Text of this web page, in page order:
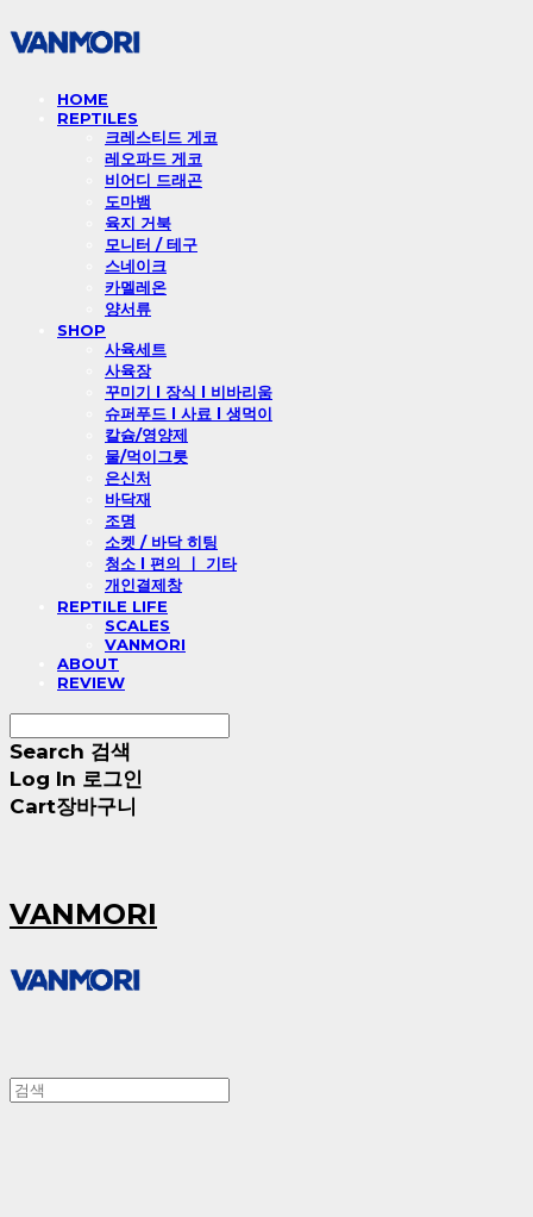
HOME
REPTILES
크레스티드 게코
레오파드 게코
비어디 드래곤
도마뱀
육지 거북
모니터 / 테구
스네이크
카멜레온
양서류
SHOP
사육세트
사육장
꾸미기 l 장식 l 비바리움
슈퍼푸드 l 사료 l 생먹이
칼슘/영양제
물/먹이그릇
은신처
바닥재
조명
소켓 / 바닥 히팅
청소 l 편의 ㅣ 기타
개인결제창
REPTILE LIFE
SCALES
VANMORI
ABOUT
REVIEW
Search 검색
Log In 로그인
Cart장바구니
VANMORI